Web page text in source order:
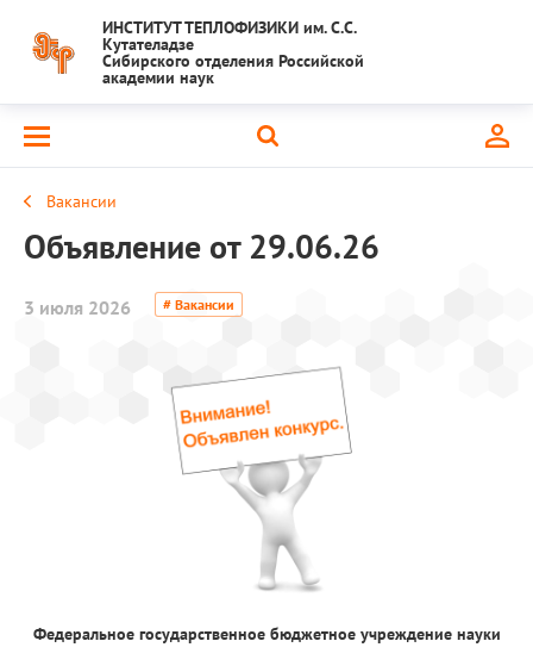
ИНСТИТУТ ТЕПЛОФИЗИКИ им. С.С.
Кутателадзе
Сибирского отделения Российской
академии наук
Вакансии
Объявление от 29.06.26
3 июля 2026 # Вакансии
Федеральное государственное бюджетное учреждение науки